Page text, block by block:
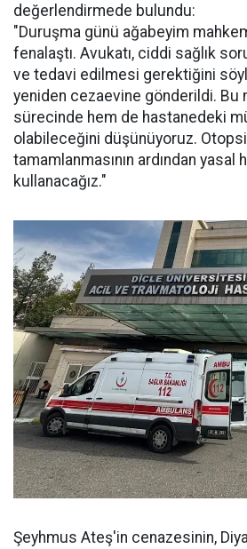
değerlendirmede bulundu:
"Duruşma günü ağabeyim
fenalaştı. Avukatı, ciddi sağlık
ve tedavi edilmesi gerektiğini
yeniden cezaevine gönderildi. Bu
sürecinde hem de hastanedeki
olabileceğini düşünüyoruz.
tamamlanmasının ardından yasal
kullanacağız."
Şeyhmus Ateş'in cenazesinin,